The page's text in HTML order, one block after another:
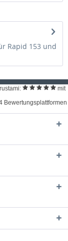
Rapid 153 und
mit
Bewertungsplattformen